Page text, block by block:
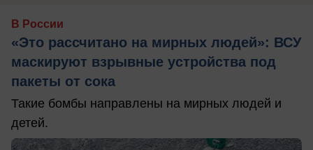
В России
«Это рассчитано на мирных людей»: ВСУ
маскируют взрывные устройства под
пакеты от сока
Такие бомбы направлены на мирных людей и
детей.